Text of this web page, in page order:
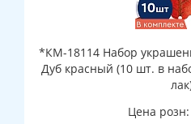
*КМ-18114 Набор
Дуб красный (10 шт. в
Цена розн: